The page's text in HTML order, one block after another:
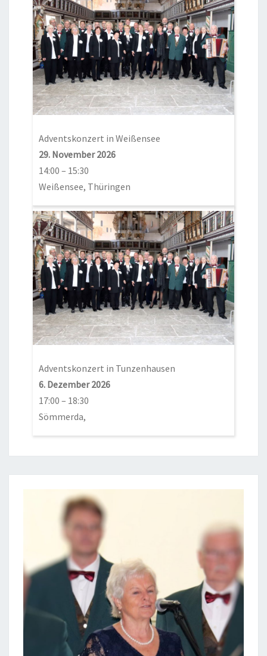
Adventskonzert in Weißensee
29. November 2026
14:00 – 15:30
Weißensee, Thüringen
Adventskonzert in Tunzenhausen
6. Dezember 2026
17:00 – 18:30
Sömmerda,